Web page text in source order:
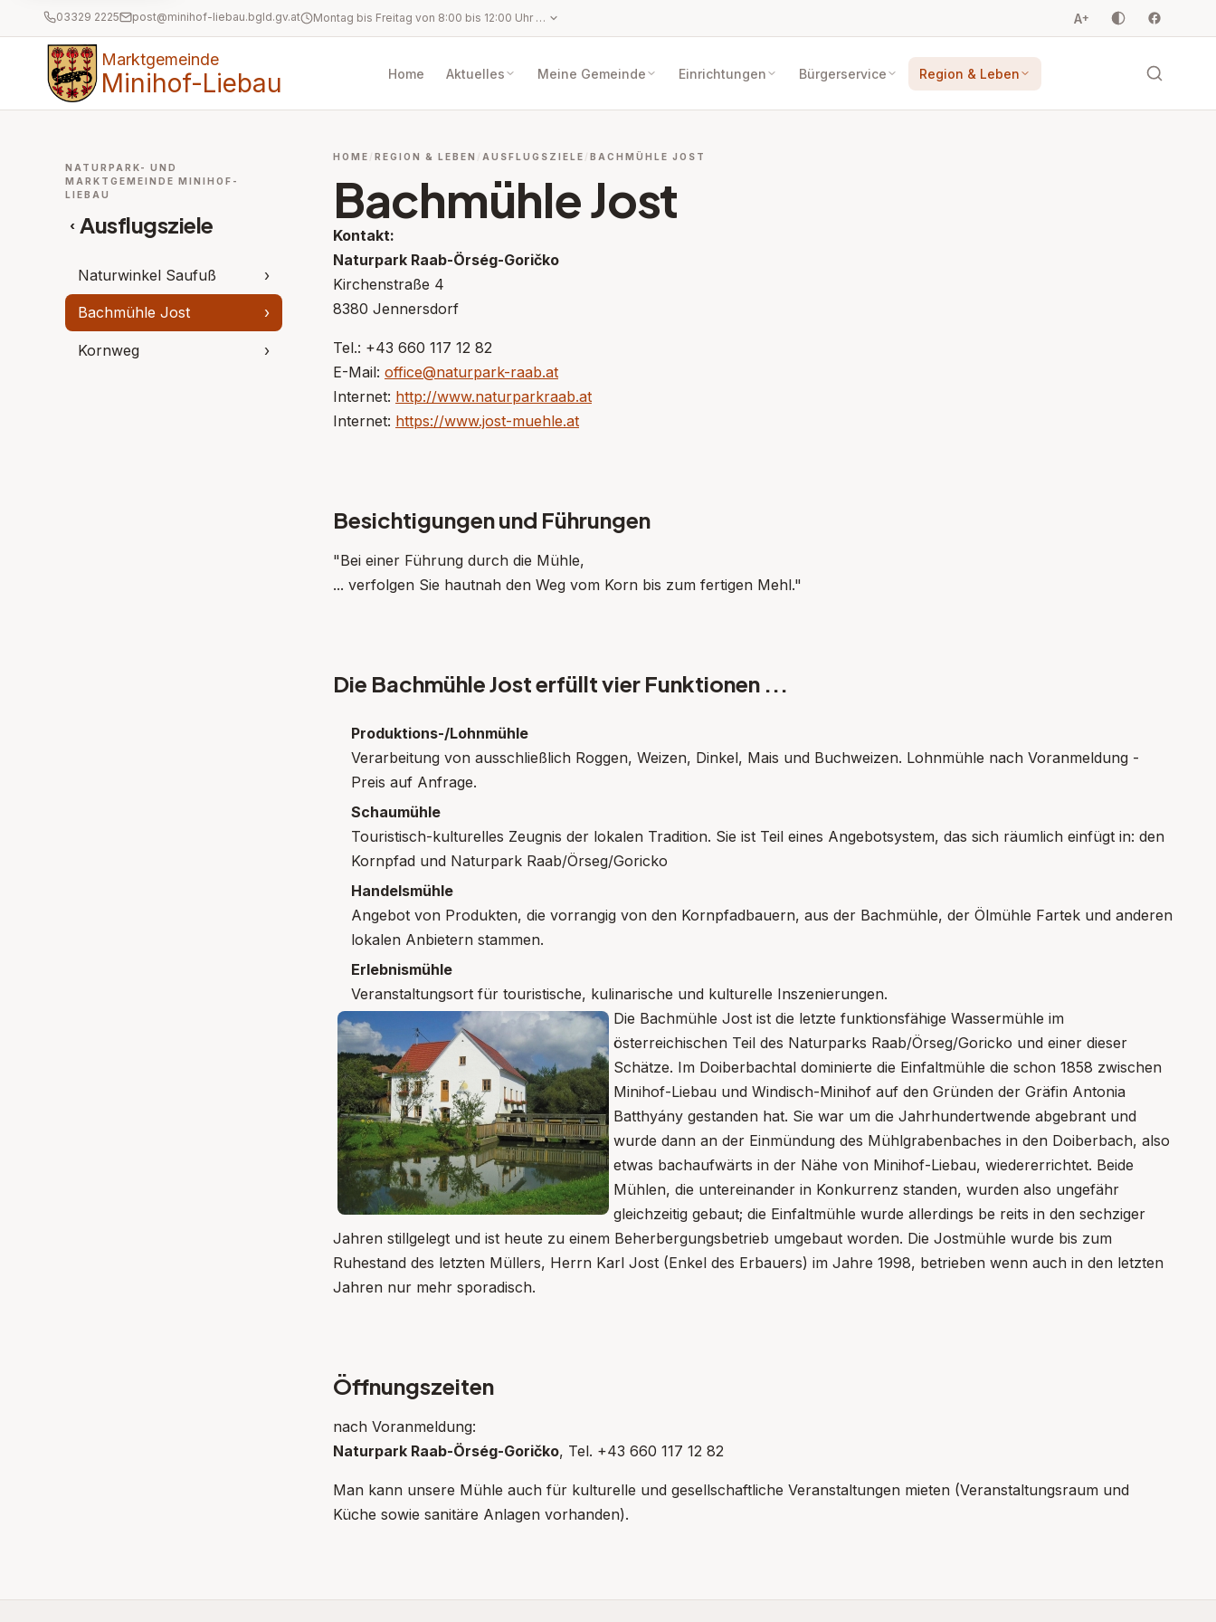
03329 2225 post@minihof-liebau.bgld.gv.at Montag bis Freitag von 8:00 bis 12:00 Uhr oder außerhalb dieser Zeiten nach telefonischer Vereinbarung. An gesetzlichen Feiertagen, Karfreitag, Allerseelen (02.11.), Landesfeiertag (11.11.), Heiliger Abend (24.12.) und Silvester (31.12.) ist das Gemeindeamt geschlossen. A+
Marktgemeinde
Minihof-Liebau Home Aktuelles Meine Gemeinde Einrichtungen Bürgerservice Region & Leben
NATURPARK- UND
MARKTGEMEINDE MINIHOF-
LIEBAU
‹ Ausflugsziele
Naturwinkel Saufuß ›
Bachmühle Jost ›
Kornweg ›
HOME REGION & LEBEN AUSFLUGSZIELE BACHMÜHLE JOST
Bachmühle Jost
Kontakt:
Naturpark Raab-Örség-Goričko
Kirchenstraße 4
8380 Jennersdorf
Tel.: +43 660 117 12 82
E-Mail: office@naturpark-raab.at
Internet: http://www.naturparkraab.at
Internet: https://www.jost-muehle.at
Besichtigungen und Führungen
"Bei einer Führung durch die Mühle,
... verfolgen Sie hautnah den Weg vom Korn bis zum fertigen Mehl."
Die Bachmühle Jost erfüllt vier Funktionen ...
Produktions-/Lohnmühle
Verarbeitung von ausschließlich Roggen, Weizen, Dinkel, Mais und Buchweizen. Lohnmühle nach Voranmeldung -
Preis auf Anfrage.
Schaumühle
Touristisch-kulturelles Zeugnis der lokalen Tradition. Sie ist Teil eines Angebotsystem, das sich räumlich einfügt in: den
Kornpfad und Naturpark Raab/Örseg/Goricko
Handelsmühle
Angebot von Produkten, die vorrangig von den Kornpfadbauern, aus der Bachmühle, der Ölmühle Fartek und anderen
lokalen Anbietern stammen.
Erlebnismühle
Veranstaltungsort für touristische, kulinarische und kulturelle Inszenierungen.
Die Bachmühle Jost ist die letzte funktionsfähige Wassermühle im
österreichischen Teil des Naturparks Raab/Örseg/Goricko und einer dieser
Schätze. Im Doiberbachtal dominierte die Einfaltmühle die schon 1858 zwischen
Minihof-Liebau und Windisch-Minihof auf den Gründen der Gräfin Antonia
Batthyány gestanden hat. Sie war um die Jahrhundertwende abgebrant und
wurde dann an der Einmündung des Mühlgrabenbaches in den Doiberbach, also
etwas bachaufwärts in der Nähe von Minihof-Liebau, wiedererrichtet. Beide
Mühlen, die untereinander in Konkurrenz standen, wurden also ungefähr
gleichzeitig gebaut; die Einfaltmühle wurde allerdings be reits in den sechziger
Jahren stillgelegt und ist heute zu einem Beherbergungsbetrieb umgebaut worden. Die Jostmühle wurde bis zum
Ruhestand des letzten Müllers, Herrn Karl Jost (Enkel des Erbauers) im Jahre 1998, betrieben wenn auch in den letzten
Jahren nur mehr sporadisch.
Öffnungszeiten
nach Voranmeldung:
Naturpark Raab-Örség-Goričko, Tel. +43 660 117 12 82
Man kann unsere Mühle auch für kulturelle und gesellschaftliche Veranstaltungen mieten (Veranstaltungsraum und
Küche sowie sanitäre Anlagen vorhanden).